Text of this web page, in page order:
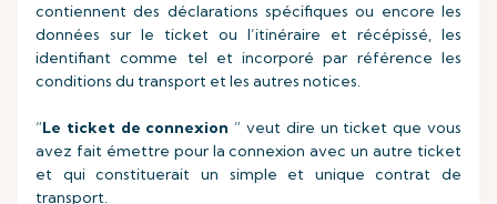
contiennent des déclarations spécifiques ou encore les
données sur le ticket ou l’itinéraire et récépissé, les
identifiant comme tel et incorporé par référence les
conditions du transport et les autres notices.
“Le ticket de connexion ” veut dire un ticket que vous
avez fait émettre pour la connexion avec un autre ticket
et qui constituerait un simple et unique contrat de
transport.